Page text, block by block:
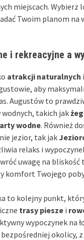
miejscach. Wybierz
Twoim planom na
i rekreacyjne a
atrakcji naturalnych i
aby
Augustów to
takich jak
wodne. Również
jezior, tak jak
relaks i
uwagę na bliskość
komfort Twojego
to kolejny punkt,
trasy piesze i
wypoczynek na
okolicy, z